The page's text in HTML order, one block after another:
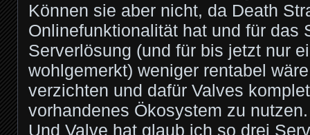
Können sie aber nicht, da Death
Onlinefunktionalität hat und für das
Serverlösung (und für bis jetzt nur
wohlgemerkt) weniger rentabel
verzichten und dafür Valves
vorhandenes Ökosystem zu nutzen.
Und Valve hat glaub ich so drei